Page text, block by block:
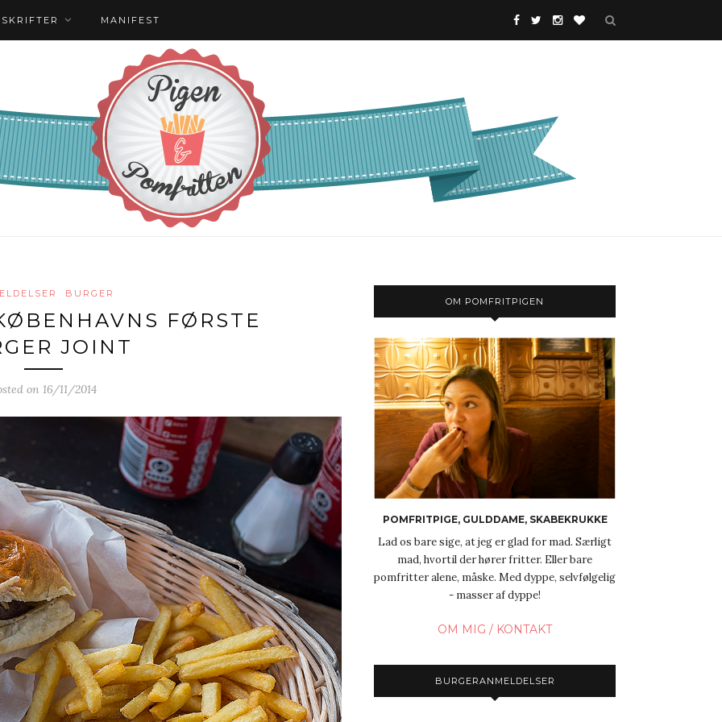
MANIFEST
BURGER
FØRSTE
JOINT
on 16/11/2014
OM POMFRITPIGEN
POMFRITPIGE, GULDDAME, SKABEKRUKKE
Lad os bare sige, at jeg er glad for mad. Særligt
mad, hvortil der hører fritter. Eller bare
pomfritter alene, måske. Med dyppe, selvfølgelig
- masser af dyppe!
OM MIG / KONTAKT
BURGERANMELDELSER